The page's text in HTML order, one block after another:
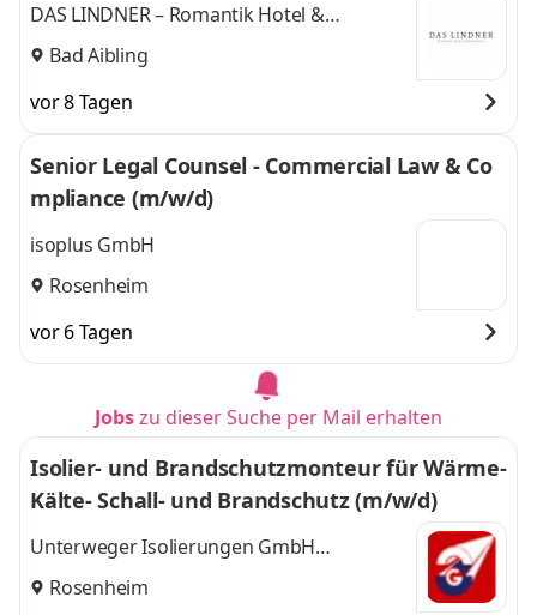
DAS LINDNER – Romantik Hotel &
Restaurants
Bad Aibling
vor 8 Tagen
Senior Legal Counsel - Commercial Law & Co
mpliance (m/w/d)
isoplus GmbH
Rosenheim
vor 6 Tagen
Jobszu dieser Suche per Mail erhalten
Isolier- und Brandschutzmonteur für Wärme-
Kälte- Schall- und Brandschutz (m/w/d)
Unterweger Isolierungen GmbH
Rosenheim
Rosenheim